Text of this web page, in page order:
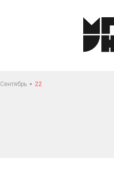
Сентябрь 22